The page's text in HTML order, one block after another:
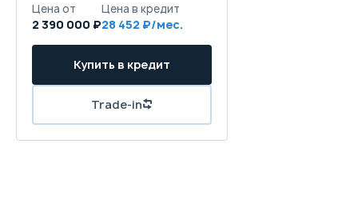
Цена от
2 390 000 ₽
Цена в кредит
28 452 ₽/мес.
Купить в кредит
Trade-in